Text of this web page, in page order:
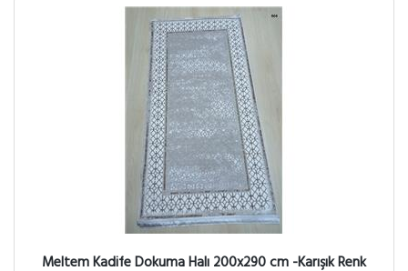
Meltem Kadife Dokuma Halı 200x290 cm -Karışık Renk